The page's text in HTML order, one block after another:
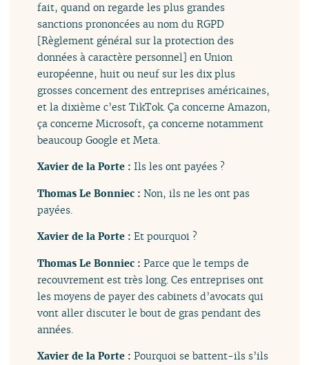
fait, quand on regarde les plus grandes
sanctions prononcées au nom du RGPD
[Règlement général sur la protection des
données à caractère personnel] en Union
européenne, huit ou neuf sur les dix plus
grosses concernent des entreprises américaines,
et la dixième c’est TikTok. Ça concerne Amazon,
ça concerne Microsoft, ça concerne notamment
beaucoup Google et Meta.
Xavier de la Porte :Ils les ont payées ?
Thomas Le Bonniec :Non, ils ne les ont pas
payées.
Xavier de la Porte :Et pourquoi ?
Thomas Le Bonniec :Parce que le temps de
recouvrement est très long. Ces entreprises ont
les moyens de payer des cabinets d’avocats qui
vont aller discuter le bout de gras pendant des
années.
Xavier de la Porte :Pourquoi se battent-ils s’ils